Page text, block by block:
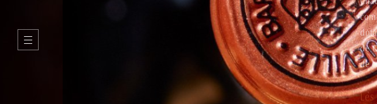
NOS VINS LES HOde
de